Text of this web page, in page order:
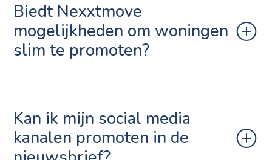
Biedt Nexxtmove
mogelijkheden om woningen
slim te promoten?
Kan ik mijn social media
kanalen promoten in de